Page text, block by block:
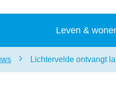
Leven &
Lichtervelde ontvangt